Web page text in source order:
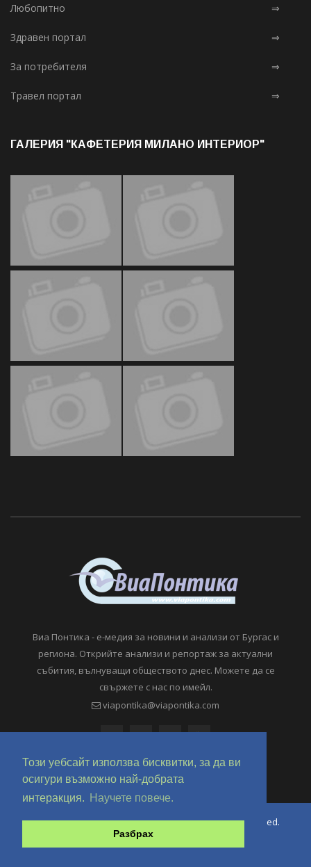
Този уебсайт използва бисквитки, за да ви
осигури възможно най-добрата
интеракция.
Научете повече.
Разбрах
Любопитно ⇒
Здравен портал ⇒
За потребителя ⇒
Травел портал ⇒
ГАЛЕРИЯ "КАФЕТЕРИЯ МИЛАНО ИНТЕРИОР"
Виа Понтика - е-медия за новини и анализи от Бургас и
региона. Открийте анализи и репортаж за актуални
събития, вълнуващи обществото днес. Можете да се
свържете с нас по имейл.
viapontika@viapontika.com
Copyright © 2018-2024 ViaPontika.com. All Rights Reserved.
Development @ OverHertz Ltd